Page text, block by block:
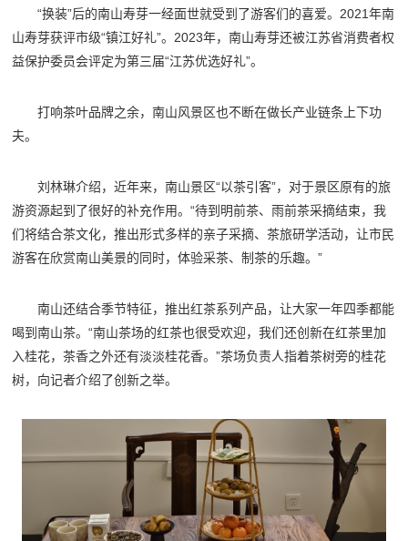
“换装”后的南山寿芽一经面世就受到了游客们的喜爱。2021年南
山寿芽获评市级“镇江好礼”。2023年，南山寿芽还被江苏省消费者权
益保护委员会评定为第三届“江苏优选好礼”。
打响茶叶品牌之余，南山风景区也不断在做长产业链条上下功
夫。
刘林琳介绍，近年来，南山景区“以茶引客”，对于景区原有的旅
游资源起到了很好的补充作用。“待到明前茶、雨前茶采摘结束，我
们将结合茶文化，推出形式多样的亲子采摘、茶旅研学活动，让市民
游客在欣赏南山美景的同时，体验采茶、制茶的乐趣。”
南山还结合季节特征，推出红茶系列产品，让大家一年四季都能
喝到南山茶。“南山茶场的红茶也很受欢迎，我们还创新在红茶里加
入桂花，茶香之外还有淡淡桂花香。”茶场负责人指着茶树旁的桂花
树，向记者介绍了创新之举。